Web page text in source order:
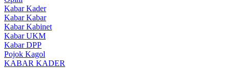
Kabar Kader
Kabar Kabar
Kabar Kabinet
Kabar UKM
Kabar DPP
Pojok Kagol
KABAR KADER